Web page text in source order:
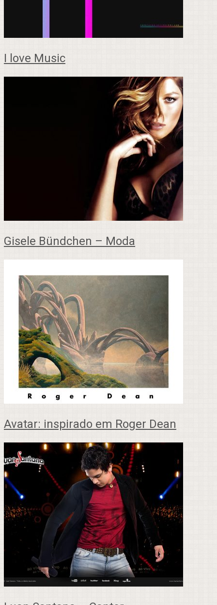
I love Music
Gisele Bündchen – Moda
Avatar: inspirado em Roger Dean